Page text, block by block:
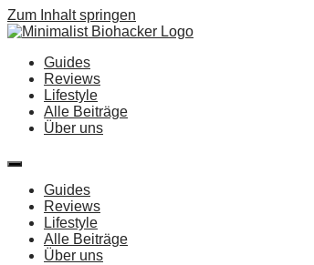
Zum Inhalt springen
Guides
Reviews
Lifestyle
Alle Beiträge
Über uns
Guides
Reviews
Lifestyle
Alle Beiträge
Über uns